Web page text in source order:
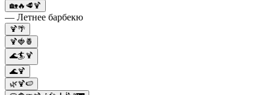
🏡🔥🥩🍹
— Летнее барбекю
🍹🌴
🍹🍓🍍
🌊🏄🍹
🌊🍹
🌿🍹🍉